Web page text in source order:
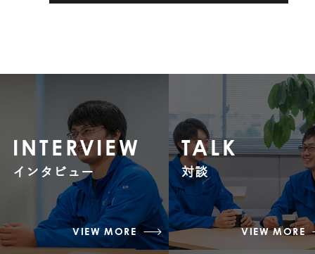
INTERVIEW
インタビュー
VIEW MORE
TALK
対談
VIEW MORE